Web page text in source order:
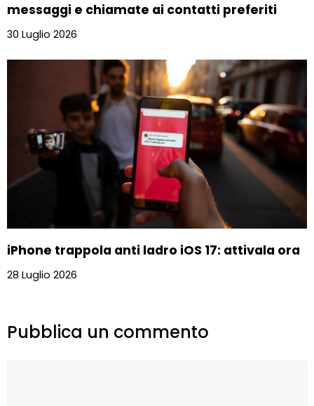
messaggi e chiamate ai contatti preferiti
30 Luglio 2026
iPhone trappola anti ladro iOS 17: attivala ora
28 Luglio 2026
Pubblica un commento